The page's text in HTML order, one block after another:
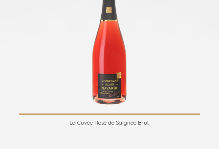
La Cuvée Rosé de Saignée Brut